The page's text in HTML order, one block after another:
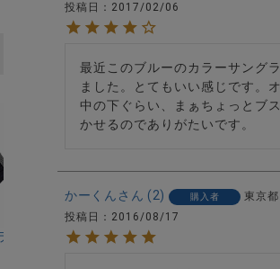
14色
ラージ)バリエーションアンダーウェア/全10
投稿日
2017/02/06
最近このブルーのカラーサング
ました。とてもいい感じです。
中の下ぐらい、まぁちょっとブ
かせるのでありがたいです。
かーくん 2 購入者 東京都
投稿日
2016/08/17